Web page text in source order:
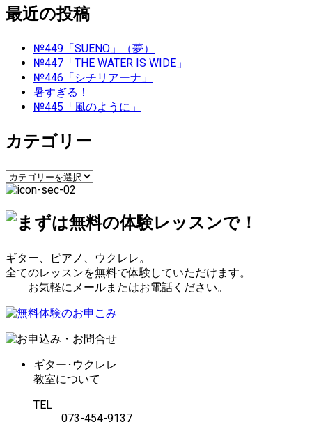
ナ
ビ
ゲ
シ
ン
最近の投稿
№449「SUENO」（夢）
№447「THE WATER IS WIDE」
№446「シチリアーナ」
暑すぎる！
№445「風のように」
カテゴリー
カ
テ
リ
ギター、ピアノ、ウクレレ。
全てのレッスンを無料で体験していただけます。
お気軽にメールまたはお電話ください。
ギター･ウクレレ
教室について
TEL
073-454-9137